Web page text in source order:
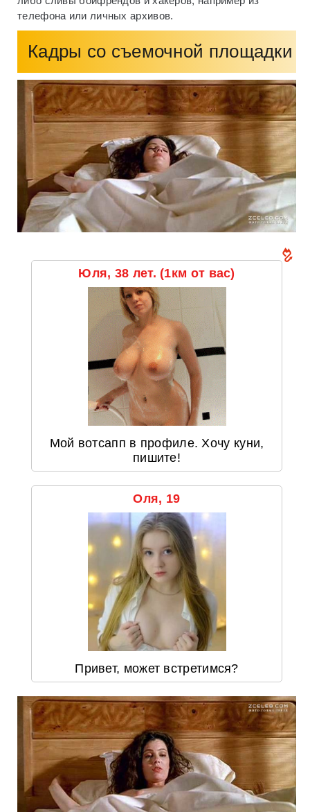
телефона или личных архивов.
Кадры со съемочной площадки
Юля, 38 лет. (1км от вас)
Мой вотсапп в профиле. Хочу куни,
пишите!
Оля, 19
Привет, может встретимся?